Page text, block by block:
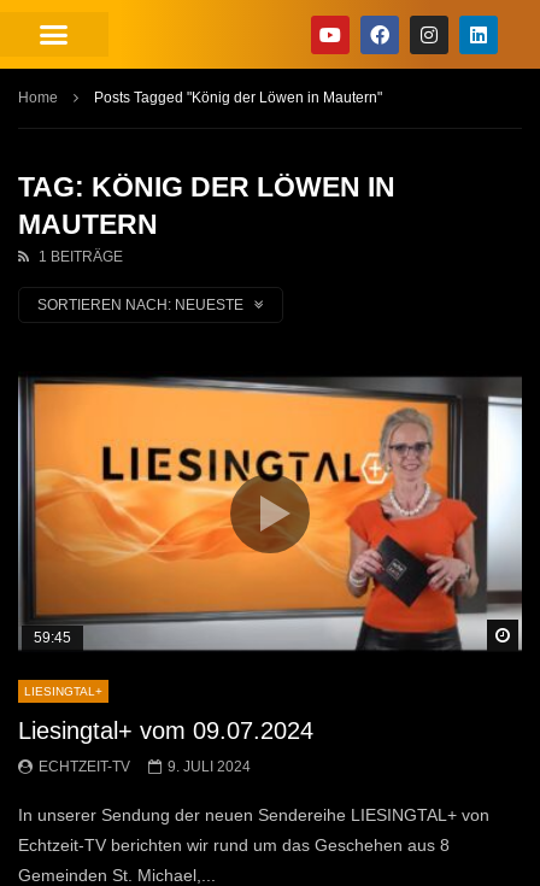
Home Posts Tagged "König der Löwen in Mautern"
TAG: KÖNIG DER LÖWEN IN
MAUTERN
1 BEITRÄGE
SORTIEREN NACH: NEUESTE
59:45
LIESINGTAL+
Liesingtal+ vom 09.07.2024
ECHTZEIT-TV 9. JULI 2024
In unserer Sendung der neuen Sendereihe LIESINGTAL+ von
Echtzeit-TV berichten wir rund um das Geschehen aus 8
Gemeinden St. Michael,...